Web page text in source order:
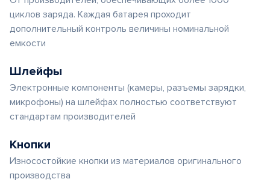
циклов заряда. Каждая батарея проходит
дополнительный контроль величины номинальной
емкости
Шлейфы
Электронные компоненты (камеры, разъемы зарядки,
микрофоны) на шлейфах полностью соответствуют
стандартам производителей
Кнопки
Износостойкие кнопки из материалов оригинального
производства